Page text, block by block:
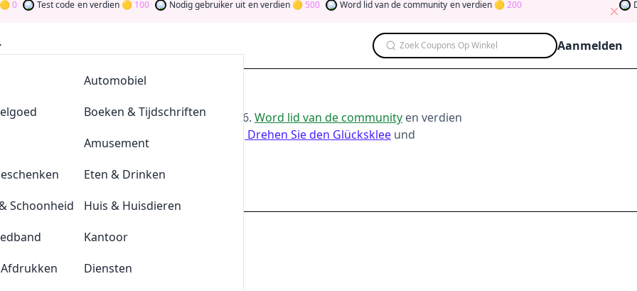
0 Test code en verdien 100 Nodig gebruiker uit en verdien 500 Word lid van de community en verdien 200
AllesvoorBBQ
De Klompengigant
Lensonline
Quickjewels
BrewDog
Tefal
Durex
Automobiel
Boeken & Tijdschriften
Amusement
Eten & Drinken
Schoonheid
Huis & Huisdieren
Kantoor
Diensten
Zoek Coupons Op Winkel Aanmelden
de beste SikSilk-aanbiedingen vanaug 2026. Word lid van de community en verdien
Drehen Sie den Glücksklee und
siksilk.nl
deze coupon te gebruiken